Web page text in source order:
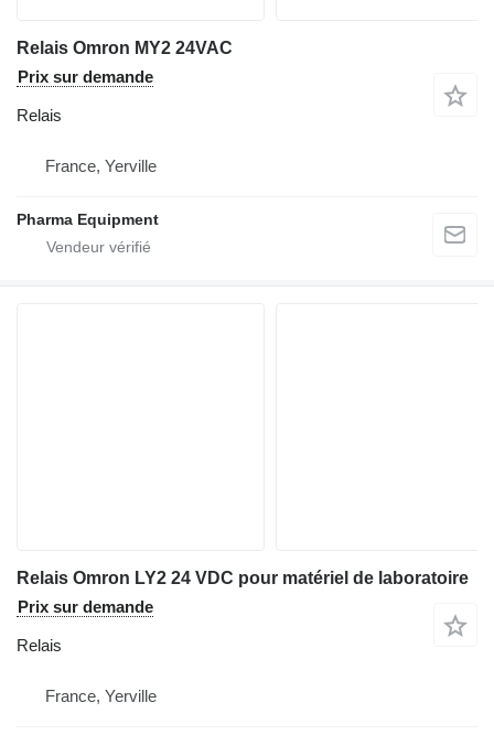
Relais Omron MY2 24VAC
Prix sur demande
Relais
France, Yerville
Pharma Equipment
Relais Omron LY2 24 VDC pour matériel de laboratoire
Prix sur demande
Relais
France, Yerville